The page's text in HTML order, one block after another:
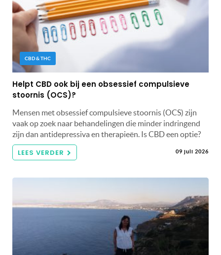
CBD & THC
Helpt CBD ook bij een obsessief compulsieve
stoornis (OCS)?
Mensen met obsessief compulsieve stoornis (OCS) zijn
vaak op zoek naar behandelingen die minder indringend
zijn dan antidepressiva en therapieën. Is CBD een optie?
LEES VERDER 09 juli 2026